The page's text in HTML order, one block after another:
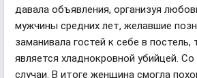
давала объявления, организуя
мужчины средних лет, желавшие
заманивала гостей к себе в
является хладнокровной убийцей.
случаи. В итоге женщина смогла